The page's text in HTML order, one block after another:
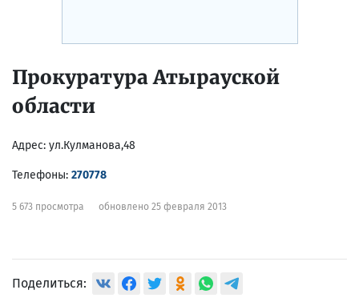
Прокуратура Атырауской
области
Адрес: ул.Кулманова,48
Телефоны: 270778
5 673 просмотра обновлено 25 февраля 2013
Поделиться: